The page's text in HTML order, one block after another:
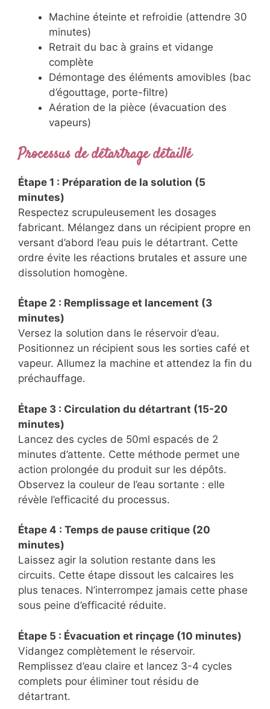
Machine éteinte et refroidie (attendre 30
minutes)
Retrait du bac à grains et vidange
complète
Démontage des éléments amovibles (bac
d’égouttage, porte-filtre)
Aération de la pièce (évacuation des
vapeurs)
Processus de détartrage détaillé
Étape 1 : Préparation de la solution (5
minutes)
Respectez scrupuleusement les dosages
fabricant. Mélangez dans un récipient propre en
versant d’abord l’eau puis le détartrant. Cette
ordre évite les réactions brutales et assure une
dissolution homogène.
Étape 2 : Remplissage et lancement (3
minutes)
Versez la solution dans le réservoir d’eau.
Positionnez un récipient sous les sorties café et
vapeur. Allumez la machine et attendez la fin du
préchauffage.
Étape 3 : Circulation du détartrant (15-20
minutes)
Lancez des cycles de 50ml espacés de 2
minutes d’attente. Cette méthode permet une
action prolongée du produit sur les dépôts.
Observez la couleur de l’eau sortante : elle
révèle l’efficacité du processus.
Étape 4 : Temps de pause critique (20
minutes)
Laissez agir la solution restante dans les
circuits. Cette étape dissout les calcaires les
plus tenaces. N’interrompez jamais cette phase
sous peine d’efficacité réduite.
Étape 5 : Évacuation et rinçage (10 minutes)
Vidangez complètement le réservoir.
Remplissez d’eau claire et lancez 3-4 cycles
complets pour éliminer tout résidu de
détartrant.